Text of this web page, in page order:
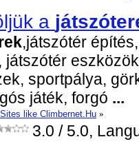
a
,játszótér
játszótér
sportpálya,
játék, forgó ...
Sites like Climbernet.Hu »
3.0 / 5.0,